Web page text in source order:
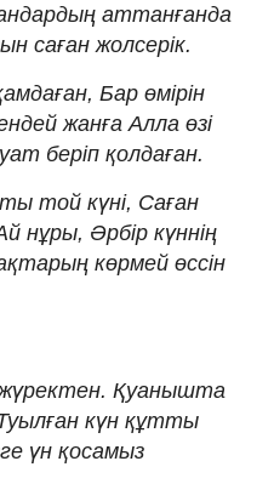
аттанғанда
саған жолсерік.
Бар өмірін
жанға Алла өзі
беріп қолдаған.
той күні, Саған
нұры, Әрбір күннің
көрмей өссін
Қуанышта
Туылған күн құтты
үн қосамыз